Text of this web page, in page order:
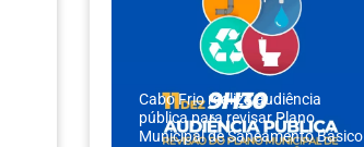
Cabo Frio realiza audiência
pública para revisar Plano
Municipal de Saneamento Básico